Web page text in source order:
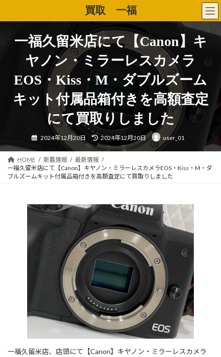
買取 一福
一福久留米店にて【Canon】キ
ヤノン・ミラーレスカメラ
EOS・Kiss・M・ダブルズーム
キット付属品箱付きを高額査定
にて買取りしました
2024年12月20日
最
終
更
新
日
時
2024年12月20日 user_01
HOME 新着情報
最新情報
一福久留米店にて【Canon】キヤノン・ミラーレスカメラEOS・Kiss・M・ダ
ブルズームキット付属品箱付きを高額査定にて買取りしました
一福久留米店、店頭にて【Canon】キヤノン・ミラーレスカメラ